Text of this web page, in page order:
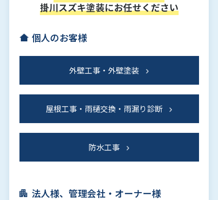
掛川スズキ塗装にお任せください
個人のお客様
外壁工事・外壁塗装
屋根工事・雨樋交換・雨漏り診断
防水工事
法人様、管理会社・オーナー様